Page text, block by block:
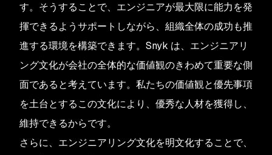
す。そうすることで、エンジニアが最大限に能力を発
揮できるようサポートしながら、組織全体の成功も推
進する環境を構築できます。Snyk は、エンジニアリ
ング文化が会社の全体的な価値観のきわめて重要な側
面であると考えています。私たちの価値観と優先事項
を土台とするこの文化により、優秀な人材を獲得し、
維持できるからです。
さらに、エンジニアリング文化を明文化することで、